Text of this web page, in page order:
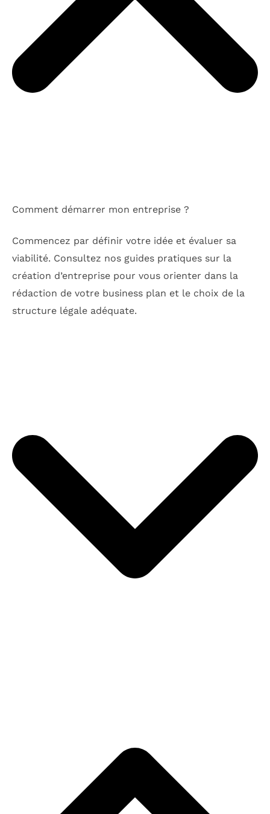
Comment démarrer mon entreprise ?
Commencez par définir votre idée et évaluer sa
viabilité. Consultez nos guides pratiques sur la
création d’entreprise pour vous orienter dans la
rédaction de votre business plan et le choix de la
structure légale adéquate.